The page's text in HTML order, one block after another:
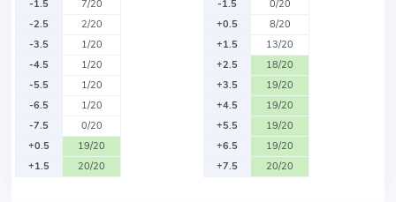
-1.5
7/20
-2.5
2/20
-3.5
1/20
-4.5
1/20
-5.5
1/20
-6.5
1/20
-7.5
0/20
+0.5
19/20
+1.5
20/20
-1.5
0/20
+0.5
8/20
+1.5
13/20
+2.5
18/20
+3.5
19/20
+4.5
19/20
+5.5
19/20
+6.5
19/20
+7.5
20/20